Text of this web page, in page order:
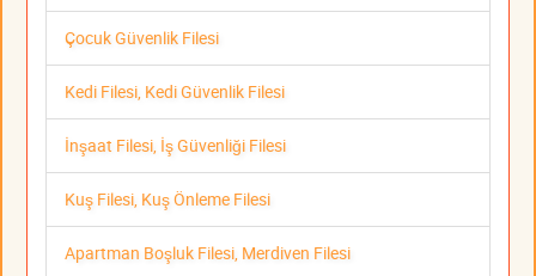
Çocuk Güvenlik Filesi
Kedi Filesi, Kedi Güvenlik Filesi
İnşaat Filesi, İş Güvenliği Filesi
Kuş Filesi, Kuş Önleme Filesi
Apartman Boşluk Filesi, Merdiven Filesi